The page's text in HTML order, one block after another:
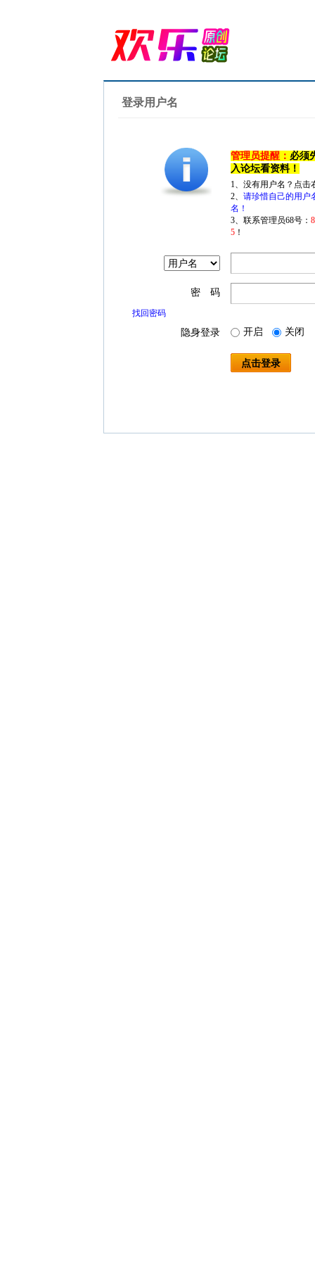
登录用户名
管理员提醒： 必须
入论坛看资料！
1、没有用户名？点
2、 请珍惜自己的用户
名！
3、联系管理员68号：
5 ！
密 码
找回密码
隐身登录 开启 关闭
点击登录